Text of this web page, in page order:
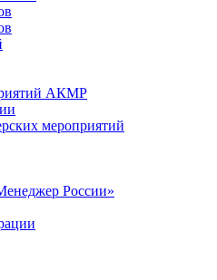
АКМР
мероприятий
России»